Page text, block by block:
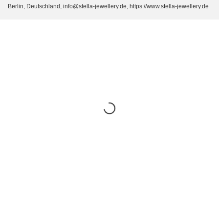
Berlin, Deutschland, info@stella-jewellery.de, https://www.stella-jewellery.de